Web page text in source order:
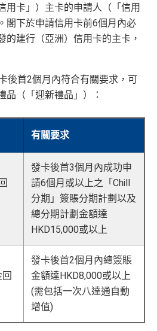
用卡」）主卡的申請人（「信用
閣下於申請信用卡前6個月內必
的建行（亞洲）信用卡的主卡，
後首2個月內符合有關要求，可
品（「迎新禮品」）：
有關要求
發卡後首3個月內成功申
請6個月或以上之「Chill
分期」簽賬分期計劃以及
總分期計劃金額達
HKD15,000或以上
發卡後首2個月內總簽賬
金額達HKD8,000或以上
(需包括一次八達通自動
增值)